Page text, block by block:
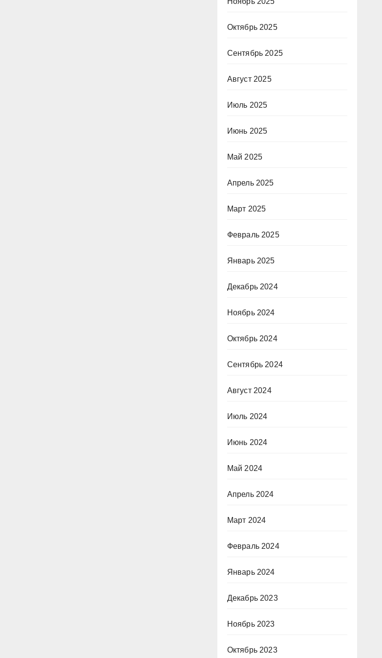
Октябрь 2025
Сентябрь 2025
Август 2025
Июль 2025
Июнь 2025
Май 2025
Апрель 2025
Март 2025
Февраль 2025
Январь 2025
Декабрь 2024
Ноябрь 2024
Октябрь 2024
Сентябрь 2024
Август 2024
Июль 2024
Июнь 2024
Май 2024
Апрель 2024
Март 2024
Февраль 2024
Январь 2024
Декабрь 2023
Ноябрь 2023
Октябрь 2023